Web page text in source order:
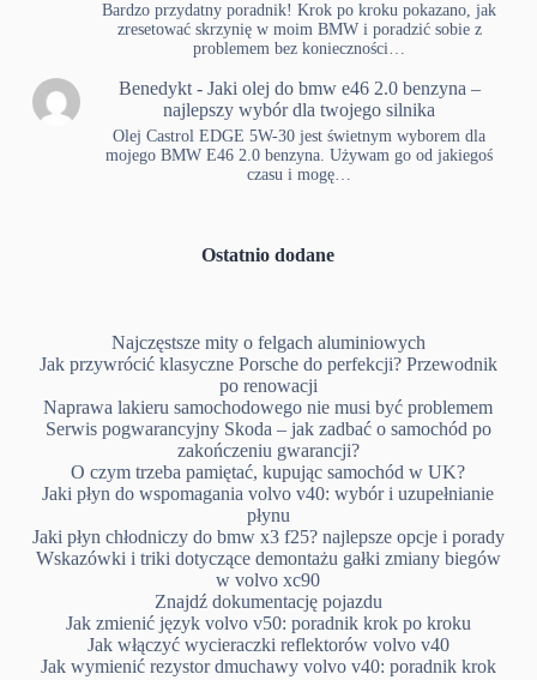
Bardzo przydatny poradnik! Krok po kroku pokazano, jak
zresetować skrzynię w moim BMW i poradzić sobie z
problemem bez konieczności…
Benedykt- Jaki olej do bmw e46 2.0 benzyna –
najlepszy wybór dla twojego silnika
Olej Castrol EDGE 5W-30 jest świetnym wyborem dla
mojego BMW E46 2.0 benzyna. Używam go od jakiegoś
czasu i mogę…
Ostatnio dodane
Najczęstsze mity o felgach aluminiowych
Jak przywrócić klasyczne Porsche do perfekcji? Przewodnik
po renowacji
Naprawa lakieru samochodowego nie musi być problemem
Serwis pogwarancyjny Skoda – jak zadbać o samochód po
zakończeniu gwarancji?
O czym trzeba pamiętać, kupując samochód w UK?
Jaki płyn do wspomagania volvo v40: wybór i uzupełnianie
płynu
Jaki płyn chłodniczy do bmw x3 f25? najlepsze opcje i porady
Wskazówki i triki dotyczące demontażu gałki zmiany biegów
w volvo xc90
Znajdź dokumentację pojazdu
Jak zmienić język volvo v50: poradnik krok po kroku
Jak włączyć wycieraczki reflektorów volvo v40
Jak wymienić rezystor dmuchawy volvo v40: poradnik krok